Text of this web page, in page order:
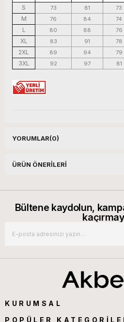
S
73 81 73
M 76 84 74
L 80 88 76
XL 83 91 78
2XL 89 94 79
3XL 92 97 81
YORUMLAR(0)
ÜRÜN ÖNERILERI
Bültene kaydolun,
KURUMSAL
POPÜLER